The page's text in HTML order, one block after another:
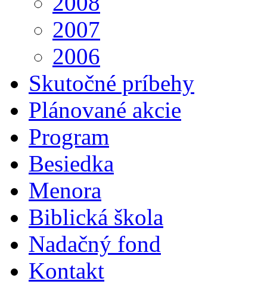
2007
2006
Skutočné príbehy
Plánované akcie
Program
Besiedka
Menora
Biblická škola
Nadačný fond
Kontakt